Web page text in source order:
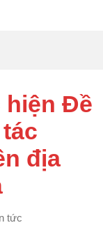
Đề
địa
tức